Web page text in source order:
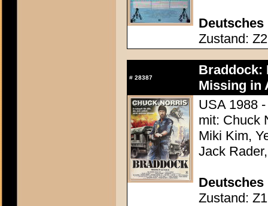
Deutsches
Zustand:
# 28387
Braddock:
Missing in
USA 1988
mit: Chuck
Miki Kim,
Jack
Deutsches
Zustand: